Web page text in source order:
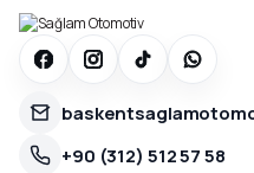
+90 (312) 512 57 58